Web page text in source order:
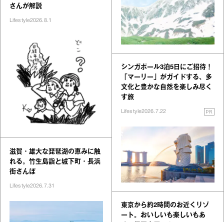
さんが解説
Lifestyle2026.8.1
滋賀・雄大な琵琶湖の恵みに触
れる。竹生島詣と城下町・長浜
街さんぽ
Lifestyle2026.7.31
シンガポール3泊5日にご招待！
「マーリー」がガイドする、多
文化と豊かな自然を楽しみ尽く
す旅
Lifestyle2026.7.22 PR
東京から約2時間のお近くリゾ
ート。おいしいも楽しいもあ